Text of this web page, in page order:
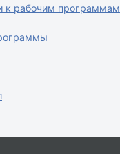
к рабочим программам